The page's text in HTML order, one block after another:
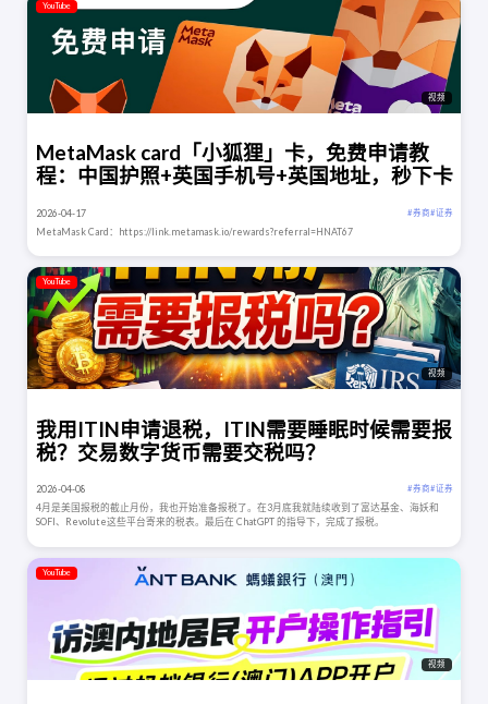
YouTube
视频
MetaMask card「小狐狸」卡，免费申请教
程：中国护照+英国手机号+英国地址，秒下卡
2026-04-17 # 券商# 证券
MetaMask Card：https://link.metamask.io/rewards?referral=HNAT67
YouTube
视频
我用ITIN申请退税，ITIN需要睡眠时候需要报
税？交易数字货币需要交税吗？
2026-04-08 # 券商# 证券
4月是美国报税的截止月份，我也开始准备报税了。在3月底我就陆续收到了富达基金、海妖和
SOFI、Revolute这些平台寄来的税表。最后在 ChatGPT 的指导下，完成了报税。
YouTube
视频